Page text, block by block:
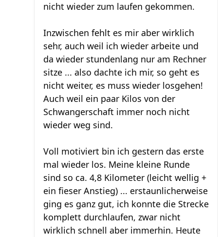
nicht wieder zum laufen gekommen.
Inzwischen fehlt es mir aber wirklich
sehr, auch weil ich wieder arbeite und
da wieder stundenlang nur am Rechner
sitze ... also dachte ich mir, so geht es
nicht weiter, es muss wieder losgehen!
Auch weil ein paar Kilos von der
Schwangerschaft immer noch nicht
wieder weg sind.
Voll motiviert bin ich gestern das erste
mal wieder los. Meine kleine Runde
sind so ca. 4,8 Kilometer (leicht wellig +
ein fieser Anstieg) ... erstaunlicherweise
ging es ganz gut, ich konnte die Strecke
komplett durchlaufen, zwar nicht
wirklich schnell aber immerhin. Heute